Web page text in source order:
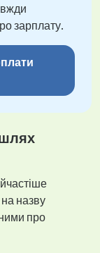
зарплату.
на назву
про